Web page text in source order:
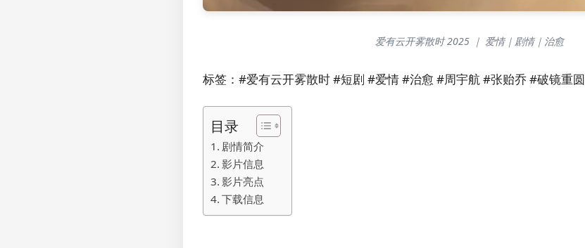
爱有云开雾散时 2025 ｜ 爱情｜剧情｜治愈
标签：#爱有云开雾散时 #短剧 #爱情 #治愈 #周宇航 #张贻乔 #破镜重圆
目录
剧情简介
影片信息
影片亮点
下载信息